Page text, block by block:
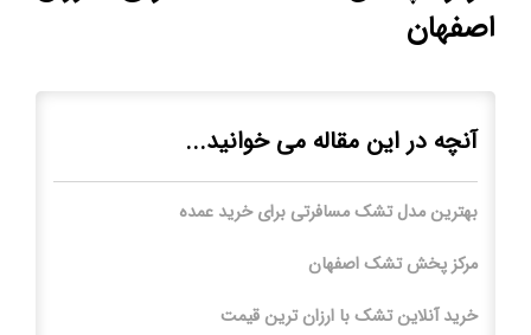
اصفهان
آنچه در این مقاله می خوانید...
بهترین مدل تشک مسافرتی برای خرید عمده
مرکز پخش تشک اصفهان
خرید آنلاین تشک با ارزان ترین قیمت